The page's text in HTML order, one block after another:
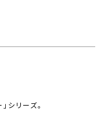
シリーズ。